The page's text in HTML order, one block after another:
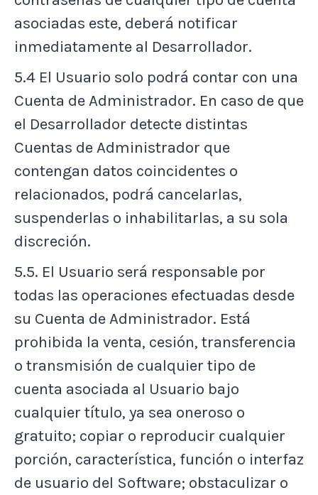
asociadas este, deberá notificar
inmediatamente al Desarrollador.
5.4 El Usuario solo podrá contar con una
Cuenta de Administrador. En caso de que
el Desarrollador detecte distintas
Cuentas de Administrador que
contengan datos coincidentes o
relacionados, podrá cancelarlas,
suspenderlas o inhabilitarlas, a su sola
discreción.
5.5. El Usuario será responsable por
todas las operaciones efectuadas desde
su Cuenta de Administrador. Está
prohibida la venta, cesión, transferencia
o transmisión de cualquier tipo de
cuenta asociada al Usuario bajo
cualquier título, ya sea oneroso o
gratuito; copiar o reproducir cualquier
porción, característica, función o interfaz
de usuario del Software; obstaculizar o